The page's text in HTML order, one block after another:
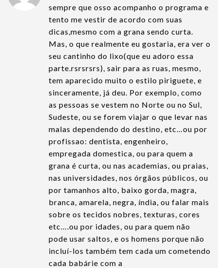
sempre que osso acompanho o programa e
tento me vestir de acordo com suas
dicas,mesmo com a grana sendo curta.
Mas, o que realmente eu gostaria, era ver o
seu cantinho do lixo(que eu adoro essa
parte.rsrsrsrs), sair para as ruas, mesmo,
tem aparecido muito o estilo piriguete, e
sinceramente, já deu. Por exemplo, como
as pessoas se vestem no Norte ou no Sul,
Sudeste, ou se forem viajar o que levar nas
malas dependendo do destino, etc…ou por
profissao: dentista, engenheiro,
empregada domestica, ou para quem a
grana é curta, ou nas academias, ou praias,
nas universidades, nos órgãos públicos, ou
por tamanhos alto, baixo gorda, magra,
branca, amarela, negra, índia, ou falar mais
sobre os tecidos nobres, texturas, cores
etc….ou por idades, ou para quem não
pode usar saltos, e os homens porque não
incluí-los também tem cada um cometendo
cada babárie com a